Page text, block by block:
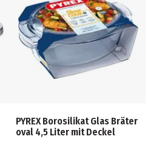
PYREX Borosilikat Glas Bräter
oval 4,5 Liter mit Deckel